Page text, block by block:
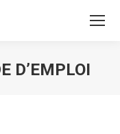
D’EMPLOI